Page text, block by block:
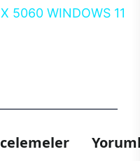
5060 WINDOWS 11